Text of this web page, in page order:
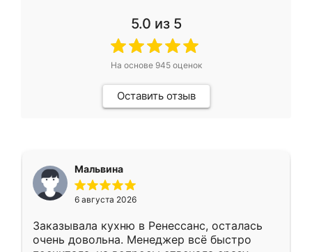
5.0 из 5
На основе 945оценок
Оставить отзыв
Мальвина
6 августа 2026
Заказывала кухню в Ренессанс, осталась
очень довольна. Менеджер всё быстро